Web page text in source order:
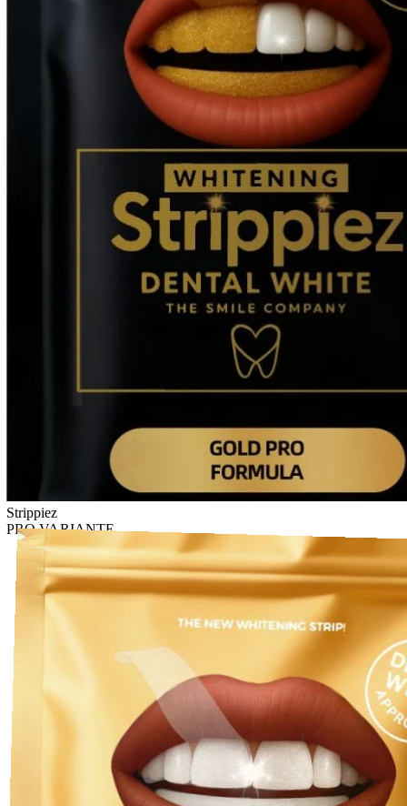
Strippiez
PRO VARIANTE